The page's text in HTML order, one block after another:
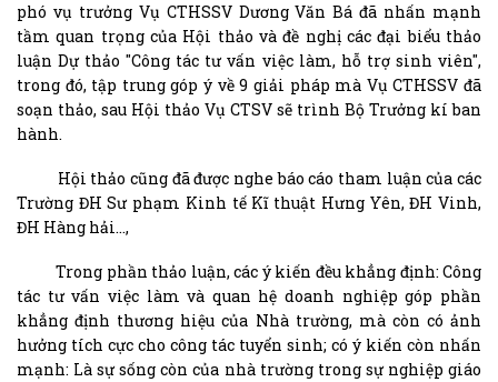
phó vụ trưởng Vụ CTHSSV Dương Văn Bá đã nhấn mạnh
tầm quan trọng của Hội thảo và đề nghị các đại biểu thảo
luận Dự thảo "Công tác tư vấn việc làm, hỗ trợ sinh viên",
trong đó, tập trung góp ý về 9 giải pháp mà Vụ CTHSSV đã
soạn thảo, sau Hội thảo Vụ CTSV sẽ trình Bộ Trưởng kí ban
hành.
Hội thảo cũng đã được nghe báo cáo tham luận của các
Trường ĐH Sư phạm Kinh tế Kĩ thuật Hưng Yên, ĐH Vinh,
ĐH Hàng hải…,
Trong phần thảo luận, các ý kiến đều khẳng định: Công
tác tư vấn việc làm và quan hệ doanh nghiệp góp phần
khẳng định thương hiệu của Nhà trường, mà còn có ảnh
hưởng tích cực cho công tác tuyển sinh; có ý kiến còn nhấn
mạnh: Là sự sống còn của nhà trường trong sự nghiệp giáo